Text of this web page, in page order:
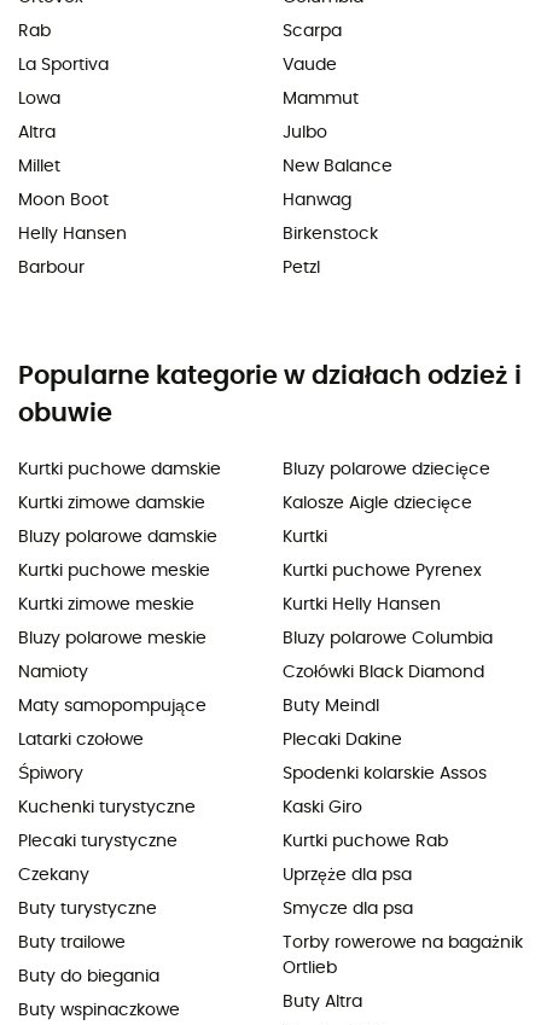
Rab
La Sportiva
Lowa
Altra
Millet
Moon Boot
Helly Hansen
Barbour
Scarpa
Vaude
Mammut
Julbo
New Balance
Hanwag
Birkenstock
Petzl
Popularne kategorie w działach odzież i
obuwie
Kurtki puchowe damskie
Kurtki zimowe damskie
Bluzy polarowe damskie
Kurtki puchowe meskie
Kurtki zimowe meskie
Bluzy polarowe meskie
Namioty
Maty samopompujące
Latarki czołowe
Śpiwory
Kuchenki turystyczne
Plecaki turystyczne
Czekany
Buty turystyczne
Buty trailowe
Buty do biegania
Buty wspinaczkowe
Bluzy polarowe dziecięce
Kalosze Aigle dziecięce
Kurtki
Kurtki puchowe Pyrenex
Kurtki Helly Hansen
Bluzy polarowe Columbia
Czołówki Black Diamond
Buty Meindl
Plecaki Dakine
Spodenki kolarskie Assos
Kaski Giro
Kurtki puchowe Rab
Uprzęże dla psa
Smycze dla psa
Torby rowerowe na bagażnik
Ortlieb
Buty Altra